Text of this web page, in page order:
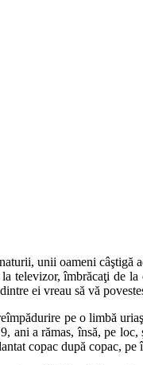
unii oameni câştigă
televizor, îmbrăcaţi de
ei vreau să vă
pe o limbă
ani a rămas, însă, pe loc,
copac după copac, pe